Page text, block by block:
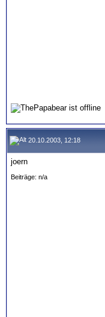
20.10.2003, 12:18
joern
Beiträge: n/a